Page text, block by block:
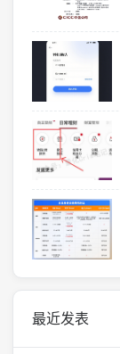
最近发表